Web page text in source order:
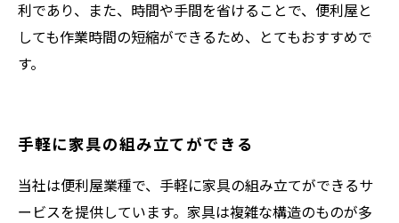
利であり、また、時間や手間を省けることで、便利屋と
しても作業時間の短縮ができるため、とてもおすすめで
す。
手軽に家具の組み立てができる
当社は便利屋業種で、手軽に家具の組み立てができるサ
ービスを提供しています。家具は複雑な構造のものが多